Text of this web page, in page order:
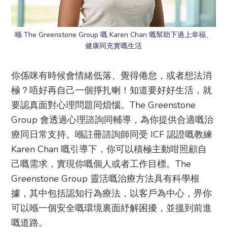
喺 The Greenstone Group 嘅 Karen Chan 嘅幫助下過上幸福、
健康同充實嘅生活
你係咪有時候會情緒低落、覺得倦怠，或者想法消
極？唔好再自己一個掙扎喇！知道要好好生活，就
要認真面對心理問題同煩惱。The Greenstone
Group 會透過心理諮詢同輔導，為你提供合適嘅治
療同日常支持。喺註冊諮詢師同受 ICF 認證嘅教練
Karen Chan 嘅引導下，你可以積極主動咁照顧自
己嘅需求，實現你嘅個人或者工作目標。The
Greenstone Group 靈活嘅治療方法具有科學根
據，其中包括認知行為療法，以客戶為中心，畀你
可以喺一個安全嘅環境裏面紓解困擾，並搵到前進
嘅道路。